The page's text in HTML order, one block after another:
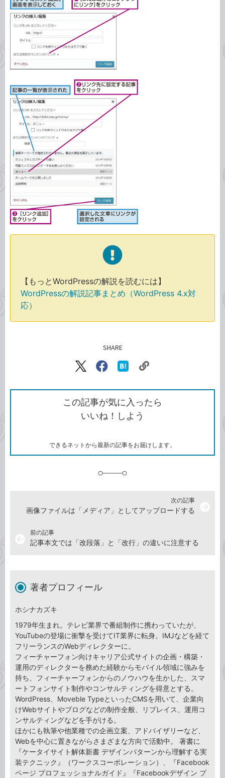
【もっとWordPressの解説を読むには】
WordPressの解説記事まとめ（WordPress 4.x対
応）
SHARE
X（旧
で
シ
ェ
ア
Facebook
シ
ェ
ア
な
ッ
ク
ク
ク
を
コ
この記事が気に入ったら
いいね！しよう
できるネットから最新の記事をお届けします。
前の記事
記事本文では「改段落」と「改行」の違いに注意する
次の記事
画像ファイルは「メディア」としてアップロードする
著者プロフィール
ホシナカズキ
1979年生まれ。テレビ業界で番組制作に携わっていたが、
YouTubeの登場に衝撃を受けてIT業界に転身。IMJなどを経て
フリーランスのWebディレクターに。
フィーチャーフォン向けキャリア公式サイトの企画・構築・
運用のディレクターを務めた経験からモバイル領域に強みを
持ち、フィーチャーフォンからのノウハウを生かした、スマ
ートフォンサイト制作やコンサルティングを得意とする。
WordPress、Moveble TypeといったCMSを用いて、企業向
けWebサイトやブログなどの制作全般、リプレイス、運用コ
ンサルティングなどを手がける。
ほかにも執筆や他業種での企画立案、アドバイザリーなど、
Webを中心に置きながらさまざまな方向で活動中。 著書に
『ケータイサイト解体新書 デザインパターンから理解する実
装テクニック』（ワークスコーポレーション）、『Facebook
ページ プロフェッショナルガイド』『Facebookデザイン プ